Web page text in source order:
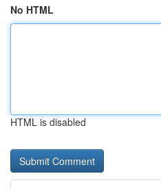
No HTML
HTML is disabled